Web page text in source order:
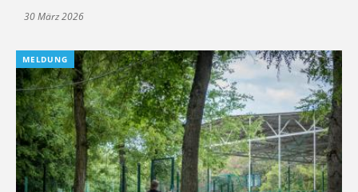
30 März 2026
MELDUNG